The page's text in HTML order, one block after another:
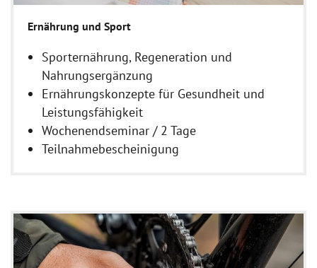
Ernährung und Sport
Sporternährung, Regeneration und
Nahrungsergänzung
Ernährungskonzepte für Gesundheit und
Leistungsfähigkeit
Wochenendseminar / 2 Tage
Teilnahmebescheinigung